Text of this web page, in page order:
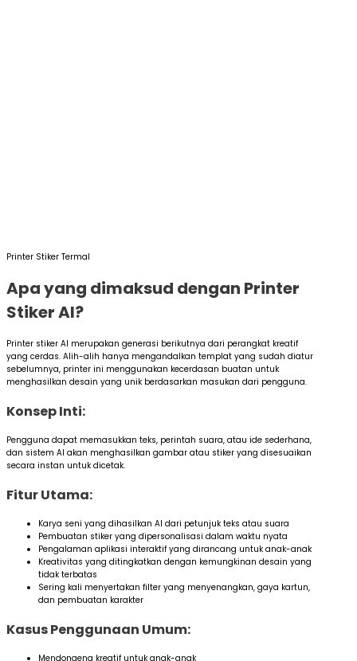
Printer Stiker Termal
Apa yang dimaksud dengan Printer
Stiker AI?
Printer stiker AI merupakan generasi berikutnya dari perangkat kreatif
yang cerdas. Alih-alih hanya mengandalkan templat yang sudah diatur
sebelumnya, printer ini menggunakan kecerdasan buatan untuk
menghasilkan desain yang unik berdasarkan masukan dari pengguna.
Konsep Inti:
Pengguna dapat memasukkan teks, perintah suara, atau ide sederhana,
dan sistem AI akan menghasilkan gambar atau stiker yang disesuaikan
secara instan untuk dicetak.
Fitur Utama:
Karya seni yang dihasilkan AI dari petunjuk teks atau suara
Pembuatan stiker yang dipersonalisasi dalam waktu nyata
Pengalaman aplikasi interaktif yang dirancang untuk anak-anak
Kreativitas yang ditingkatkan dengan kemungkinan desain yang
tidak terbatas
Sering kali menyertakan filter yang menyenangkan, gaya kartun,
dan pembuatan karakter
Kasus Penggunaan Umum:
Mendongeng kreatif untuk anak-anak